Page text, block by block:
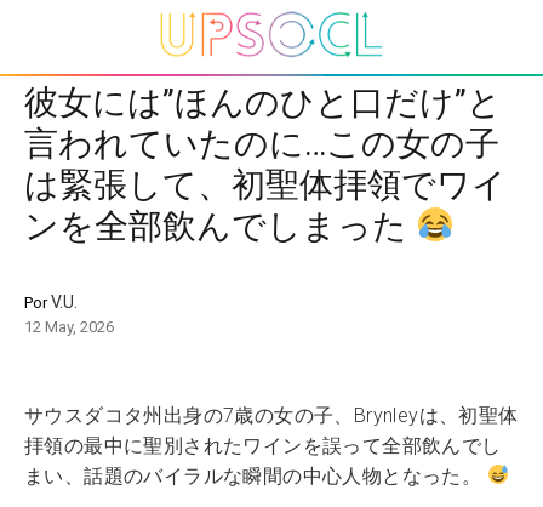
彼女には”ほんのひと口だけ”と
言われていたのに…この女の子
は緊張して、初聖体拝領でワイ
ンを全部飲んでしまった
PorV.U.
12 May, 2026
サウスダコタ州出身の7歳の女の子、Brynleyは、初聖体
拝領の最中に聖別されたワインを誤って全部飲んでし
まい、話題のバイラルな瞬間の中心人物となった。